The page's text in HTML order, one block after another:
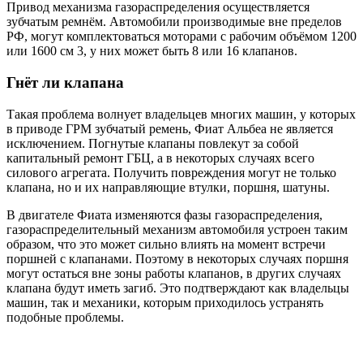
Привод механизма газораспределения осуществляется
зубчатым ремнём. Автомобили производимые вне пределов
РФ, могут комплектоваться моторами с рабочим объёмом 1200
или 1600 см 3, у них может быть 8 или 16 клапанов.
Гнёт ли клапана
Такая проблема волнует владельцев многих машин, у которых
в приводе ГРМ зубчатый ремень, Фиат Альбеа не является
исключением. Погнутые клапаны повлекут за собой
капитальный ремонт ГБЦ, а в некоторых случаях всего
силового агрегата. Получить повреждения могут не только
клапана, но и их направляющие втулки, поршня, шатуны.
В двигателе Фиата изменяются фазы газораспределения,
газораспределительный механизм автомобиля устроен таким
образом, что это может сильно влиять на момент встречи
поршней с клапанами. Поэтому в некоторых случаях поршня
могут остаться вне зоны работы клапанов, в других случаях
клапана будут иметь загиб. Это подтверждают как владельцы
машин, так и механики, которым приходилось устранять
подобные проблемы.